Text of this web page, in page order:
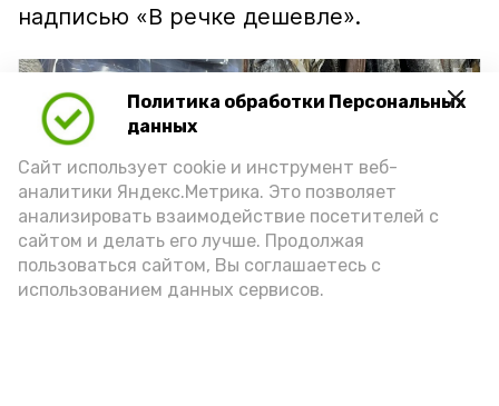
Политика обработки Персональных
данных
Сайт использует cookie и инструмент веб-
аналитики Яндекс.Метрика. Это позволяет
анализировать взаимодействие посетителей с
сайтом и делать его лучше. Продолжая
пользоваться сайтом, Вы соглашаетесь с
использованием данных сервисов.
надписью «В речке дешевле».